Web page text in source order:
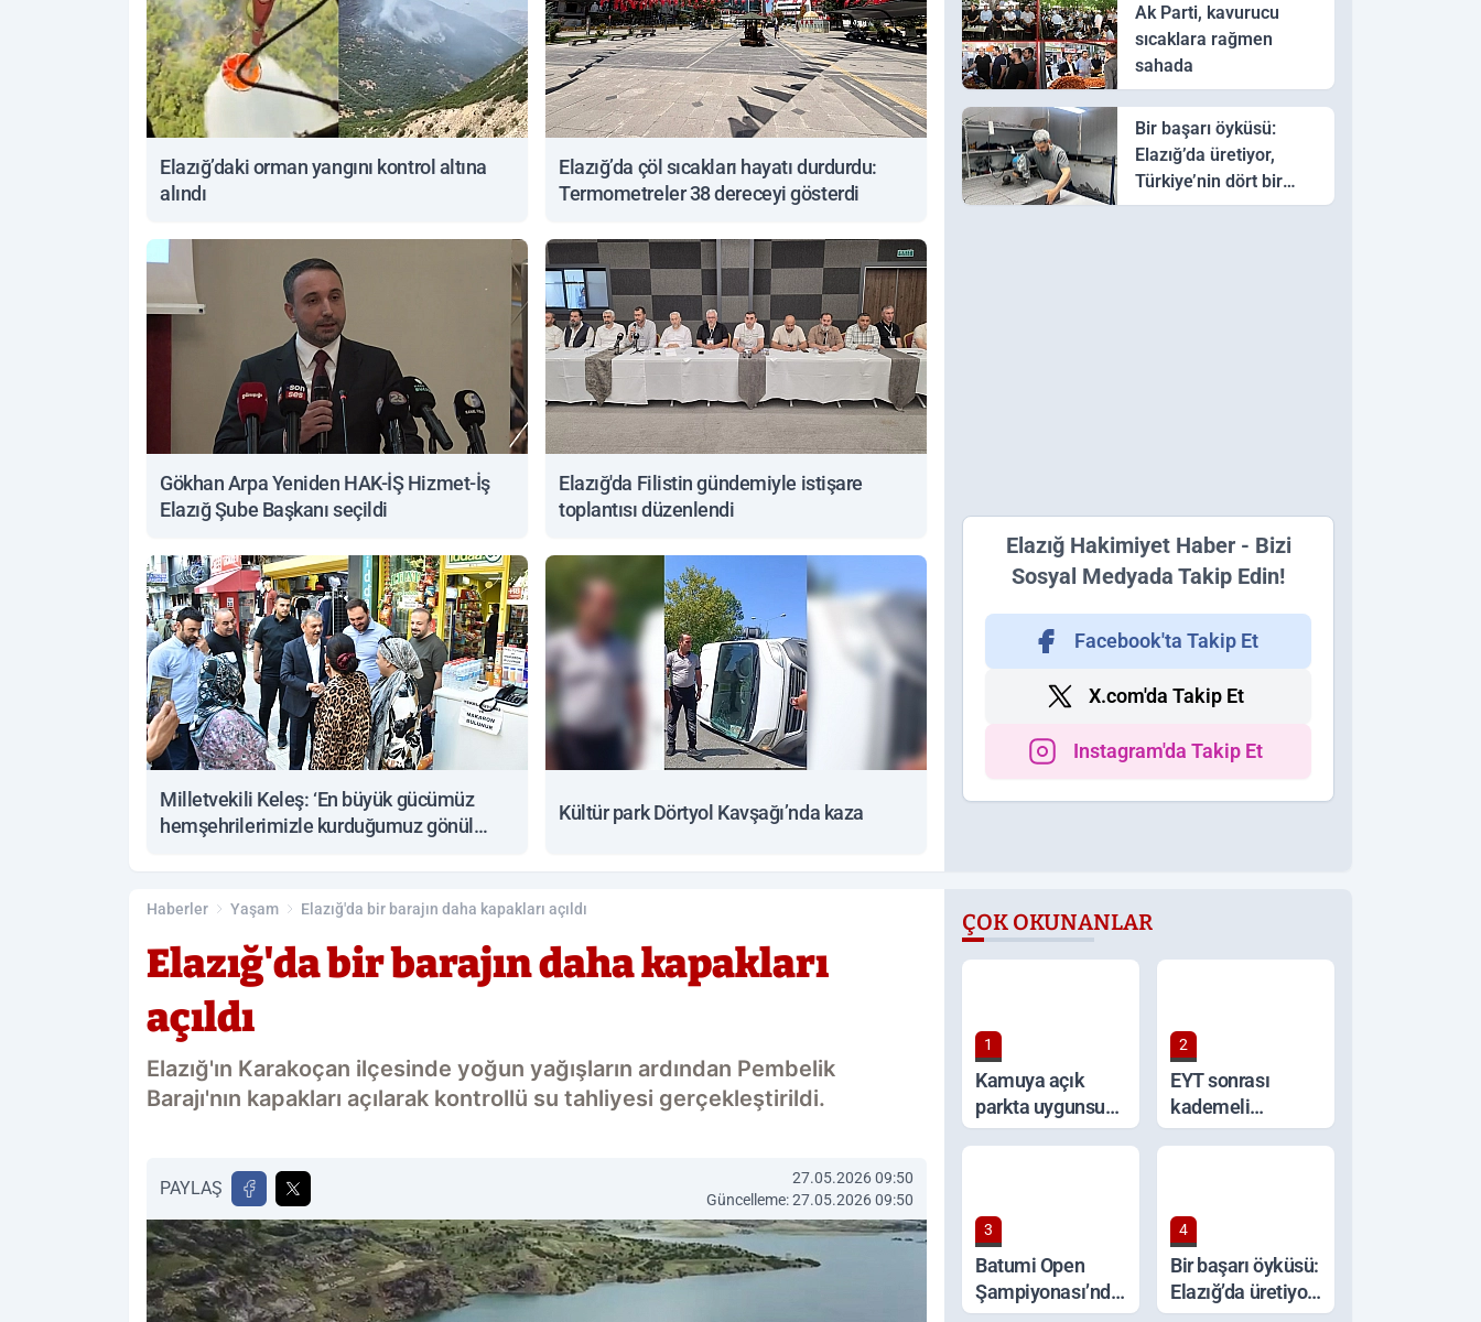
Elazığ’daki orman yangını kontrol altına
alındı
Elazığ’da çöl sıcakları hayatı durdurdu:
Termometreler 38 dereceyi gösterdi
Gökhan Arpa Yeniden HAK-İŞ Hizmet-İş
Elazığ Şube Başkanı seçildi
Elazığ'da Filistin gündemiyle istişare
toplantısı düzenlendi
Milletvekili Keleş: ‘En büyük gücümüz
hemşehrilerimizle kurduğumuz gönül
Kültür park Dörtyol Kavşağı’nda kaza
Ak Parti, kavurucu
sıcaklara rağmen
sahada
Bir başarı öyküsü:
Elazığ’da üretiyor,
Türkiye’nin dört bir
yanına gönderiyor
Elazığ Hakimiyet Haber - Bizi
Sosyal Medyada Takip Edin!
Facebook'ta Takip Et
X.com'da Takip Et
Instagram'da Takip Et
Haberler Yaşam Elazığ'da bir barajın daha kapakları açıldı
Elazığ'da bir barajın daha kapakları
açıldı
Elazığ'ın Karakoçan ilçesinde yoğun yağışların ardından Pembelik
Barajı'nın kapakları açılarak kontrollü su tahliyesi gerçekleştirildi.
PAYLAŞ
27.05.2026 09:50
Güncelleme: 27.05.2026 09:50
ÇOK OKUNANLAR
1
Kamuya açık
parkta uygunsuz
davranışlar tepki
2
EYT sonrası
kademeli
emeklilik talebi
3
Batumi Open
Şampiyonası’nda
4
Bir başarı öyküsü:
Elazığ’da üretiyor,